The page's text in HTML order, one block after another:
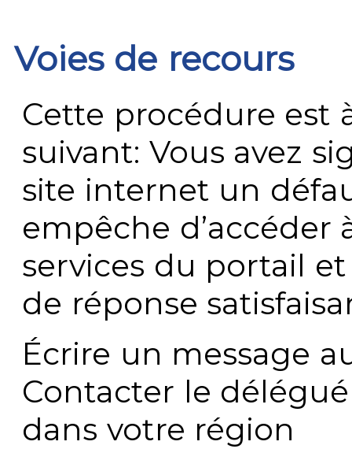
Voies de recours
Cette procédure est
suivant: Vous avez
site internet un
empêche
services du portail
de réponse
Écrire un message
Contacter le
dans votre région